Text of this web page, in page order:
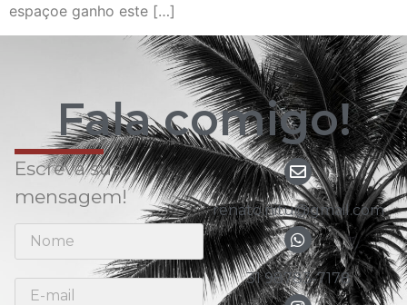
espaçoe ganho este […]
Fala comigo!
Escreva sua
mensagem!
renato.nitu@gmail.com
31 98783-7178